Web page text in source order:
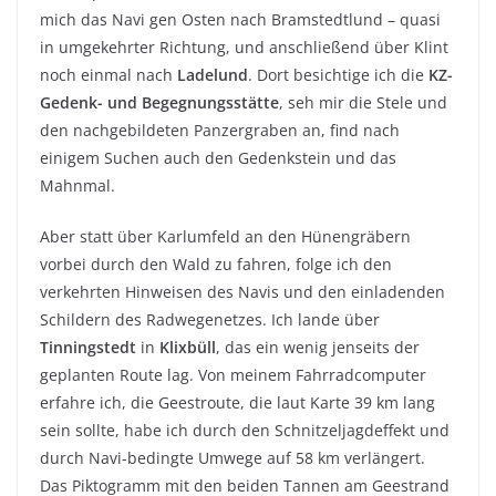
mich das Navi gen Osten nach Bramstedtlund – quasi
in umgekehrter Richtung, und anschließend über Klint
noch einmal nach Ladelund. Dort besichtige ich die KZ-
Gedenk- und Begegnungsstätte, seh mir die Stele und
den nachgebildeten Panzergraben an, find nach
einigem Suchen auch den Gedenkstein und das
Mahnmal.
Aber statt über Karlumfeld an den Hünengräbern
vorbei durch den Wald zu fahren, folge ich den
verkehrten Hinweisen des Navis und den einladenden
Schildern des Radwegenetzes. Ich lande über
Tinningstedt in Klixbüll, das ein wenig jenseits der
geplanten Route lag. Von meinem Fahrradcomputer
erfahre ich, die Geestroute, die laut Karte 39 km lang
sein sollte, habe ich durch den Schnitzeljagdeffekt und
durch Navi-bedingte Umwege auf 58 km verlängert.
Das Piktogramm mit den beiden Tannen am Geestrand